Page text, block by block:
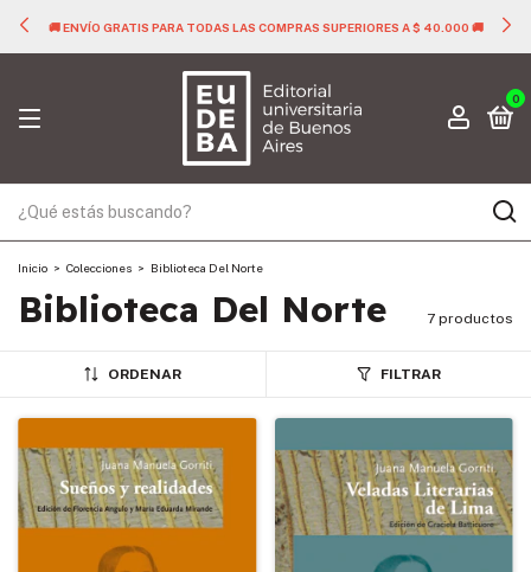
🚚 ENVÍO GRATIS PARA TODAS LAS COMPRAS SUPERIORES A $ 40.000 🚚
0
Inicio > Colecciones > Biblioteca Del Norte
Biblioteca Del Norte 7 productos
ORDENAR FILTRAR